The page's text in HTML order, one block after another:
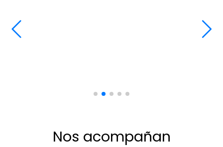
Nos acompañan